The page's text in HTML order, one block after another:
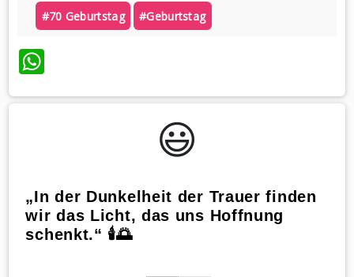
#70 Geburtstag #geburtstag
WhatsApp
😃️
„In der Dunkelheit der Trauer finden
wir das Licht, das uns Hoffnung
schenkt.“ 🕯️🌅